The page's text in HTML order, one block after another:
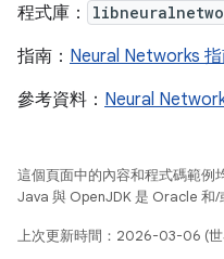
程式庫：
指南： Neural Networks
參考資料： Neural
這個頁面中的內容和程式碼範例
Java 與 OpenJDK 是 Oracle 和/
上次更新時間：2026-03-06 (世